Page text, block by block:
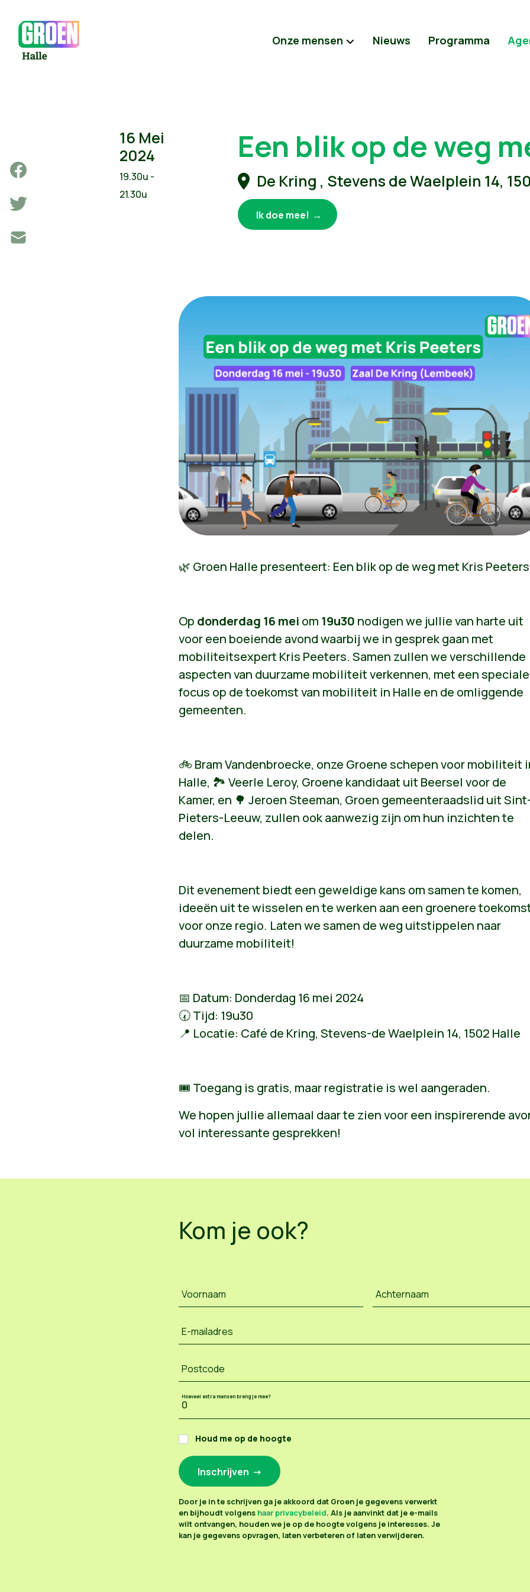
Onze mensen Nieuws Programma
16 Mei
2024
19.30u -
21.30u
Een blik op de weg
De Kring , Stevens de Waelplein 14,
Ik doe mee!
🌿 Groen Halle presenteert: Een blik op de weg met Kris Peeters
Op donderdag 16 mei om 19u30 nodigen we jullie van harte uit
voor een boeiende avond waarbij we in gesprek gaan met
mobiliteitsexpert Kris Peeters. Samen zullen we verschillende
aspecten van duurzame mobiliteit verkennen, met een speciale
focus op de toekomst van mobiliteit in Halle en de omliggende
gemeenten.
🚲 Bram Vandenbroecke, onze Groene schepen voor mobiliteit
Halle, 🏞 Veerle Leroy, Groene kandidaat uit Beersel voor de
Kamer, en 🌳 Jeroen Steeman, Groen gemeenteraadslid uit
Pieters-Leeuw, zullen ook aanwezig zijn om hun inzichten te
delen.
Dit evenement biedt een geweldige kans om samen te komen,
ideeën uit te wisselen en te werken aan een groenere
voor onze regio. Laten we samen de weg uitstippelen naar
duurzame mobiliteit!
📅 Datum: Donderdag 16 mei 2024
🕢 Tijd: 19u30
📍 Locatie: Café de Kring, Stevens-de Waelplein 14, 1502 Halle
🎟 Toegang is gratis, maar registratie is wel aangeraden.
We hopen jullie allemaal daar te zien voor een inspirerende
vol interessante gesprekken!
Kom je ook?
Voornaam Achternaam
E-mailadres
Postcode
Hoeveel extra mensen breng je mee?
Houd me op de hoogte
Door je in te schrijven ga je akkoord dat Groen je gegevens verwerkt
en bijhoudt volgens haar privacybeleid. Als je aanvinkt dat je e-mails
wilt ontvangen, houden we je op de hoogte volgens je interesses. Je
kan je gegevens opvragen, laten verbeteren of laten verwijderen.